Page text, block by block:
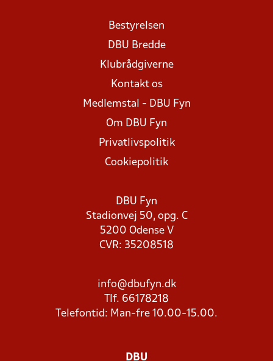
Bestyrelsen
DBU Bredde
Klubrådgiverne
Kontakt os
Medlemstal - DBU Fyn
Om DBU Fyn
Privatlivspolitik
Cookiepolitik
DBU Fyn
Stadionvej 50, opg. C
5200 Odense V
CVR: 35208518
info@dbufyn.dk
Tlf. 66178218
Telefontid: Man-fre 10.00-15.00.
DBU